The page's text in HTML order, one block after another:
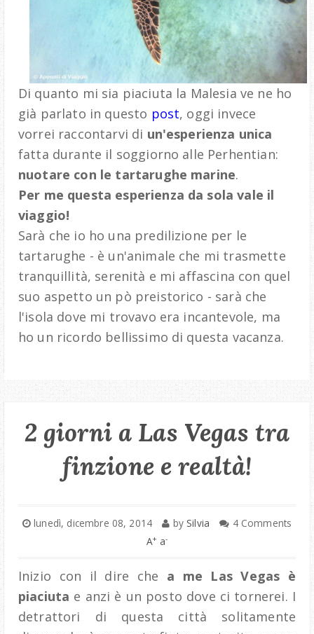
Di quanto mi sia piaciuta la Malesia ve ne ho
già parlato in questo post, oggi invece
vorrei raccontarvi di un'esperienza unica
fatta durante il soggiorno alle Perhentian:
nuotare con le tartarughe marine.
Per me questa esperienza da sola vale il
viaggio!
Sarà che io ho una predilizione per le
tartarughe - è un'animale che mi trasmette
tranquillità, serenità e mi affascina con quel
suo aspetto un pò preistorico - sarà che
l'isola dove mi trovavo era incantevole, ma
ho un ricordo bellissimo di questa vacanza.
2 giorni a Las Vegas tra
finzione e realtà!
lunedì, dicembre 08, 2014 by Silvia
4 Comments
A+ a-
Inizio con il dire che a me Las Vegas è
piaciuta e anzi è un posto dove ci tornerei. I
detrattori di questa città solitamente